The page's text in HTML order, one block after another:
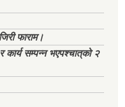
फाराम।
कार्य सम्पन्न भएपश्चात्‌को २